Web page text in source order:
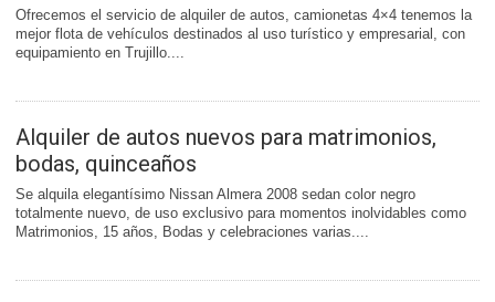
Ofrecemos el servicio de alquiler de autos, camionetas 4×4 tenemos la
mejor flota de vehículos destinados al uso turístico y empresarial, con
equipamiento en Trujillo....
Alquiler de autos nuevos para matrimonios,
bodas, quinceaños
Se alquila elegantísimo Nissan Almera 2008 sedan color negro
totalmente nuevo, de uso exclusivo para momentos inolvidables como
Matrimonios, 15 años, Bodas y celebraciones varias....